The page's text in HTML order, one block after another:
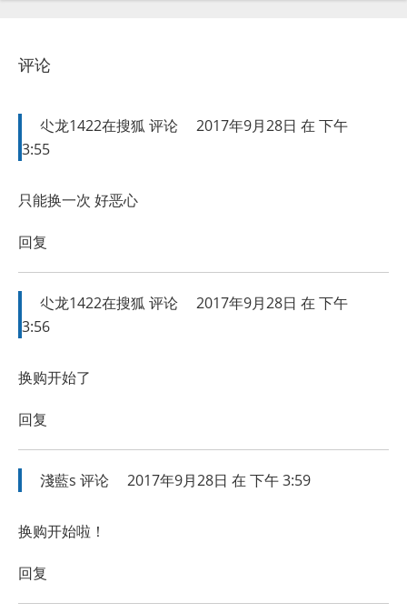
评论
尐龙1422在搜狐 评论
2017年9月28日 在 下午
3:55
只能换一次 好恶心
回复
尐龙1422在搜狐 评论
2017年9月28日 在 下午
3:56
换购开始了
回复
淺藍s 评论 2017年9月28日 在 下午 3:59
换购开始啦！
回复